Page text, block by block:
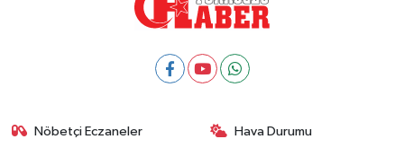
Nöbetçi Eczaneler Hava Durumu